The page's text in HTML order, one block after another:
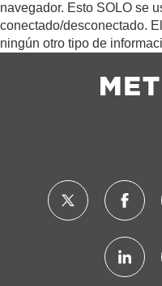
navegador. Esto SOLO se
conectado/desconectado.
ningún otro tipo de